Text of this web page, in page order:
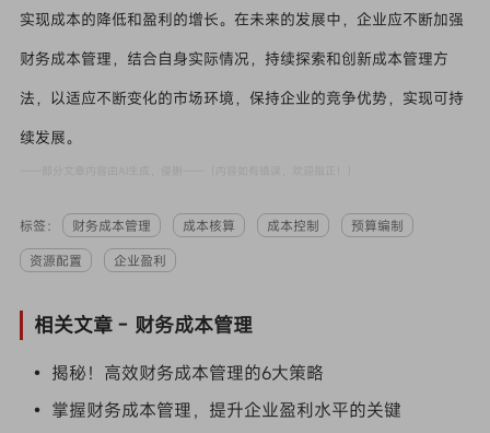
实现成本的降低和盈利的增长。在未来的发展中，企业应不断加强
财务成本管理，结合自身实际情况，持续探索和创新成本管理方
法，以适应不断变化的市场环境，保持企业的竞争优势，实现可持
续发展。
标签： 财务成本管理 成本核算 成本控制
预算编制
资源配置
企业盈利
相关文章 - 财务成本管理
• 揭秘！高效财务成本管理的6大策略
• 掌握财务成本管理，提升企业盈利水平的关键